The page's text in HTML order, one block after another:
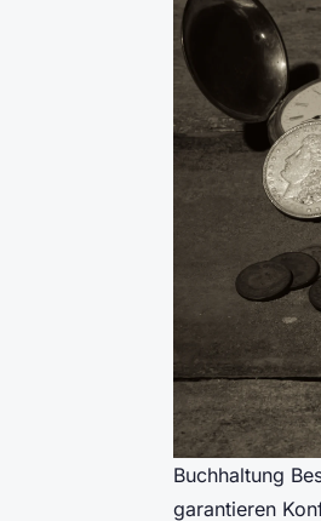
Buchhaltung
garantieren